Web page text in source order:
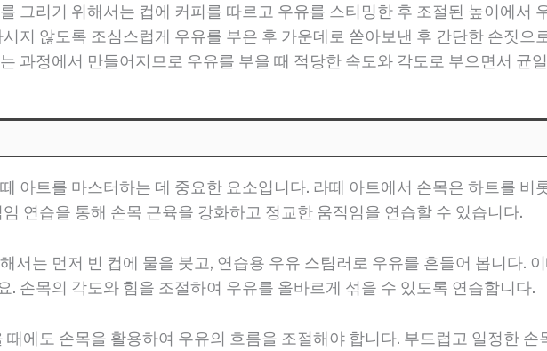
그리기 위해서는 컵에 커피를 따르고 우유를 스티밍한 후 조절된 높이에서
지 않도록 조심스럽게 우유를 부은 후 가운데로 쏟아보낸 후 간단한 손짓으
과정에서 만들어지므로 우유를 부을 때 적당한 속도와 각도로 부으면서 균
아트를 마스터하는 데 중요한 요소입니다. 라떼 아트에서 손목은 하트를 비
연습을 통해 손목 근육을 강화하고 정교한 움직임을 연습할 수 있습니다.
서는 먼저 빈 컵에 물을 붓고, 연습용 우유 스팀러로 우유를 흔들어 봅니다.
. 손목의 각도와 힘을 조절하여 우유를 올바르게 섞을 수 있도록 연습합니다.
때에도 손목을 활용하여 우유의 흐름을 조절해야 합니다. 부드럽고 일정한